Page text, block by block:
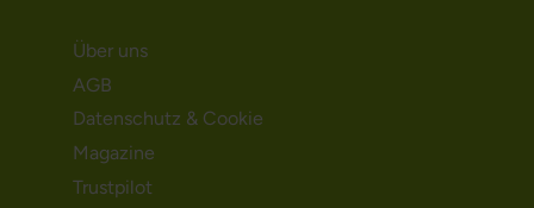
Über uns
AGB
Datenschutz & Cookie
Magazine
Trustpilot